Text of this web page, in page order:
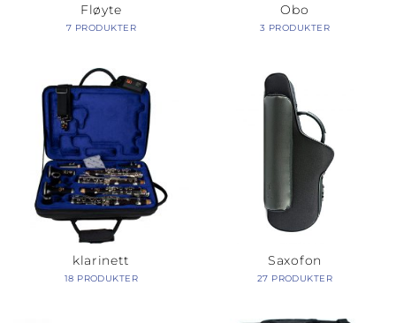
Fløyte
7 PRODUKTER
Obo
3 PRODUKTER
klarinett
18 PRODUKTER
Saxofon
27 PRODUKTER